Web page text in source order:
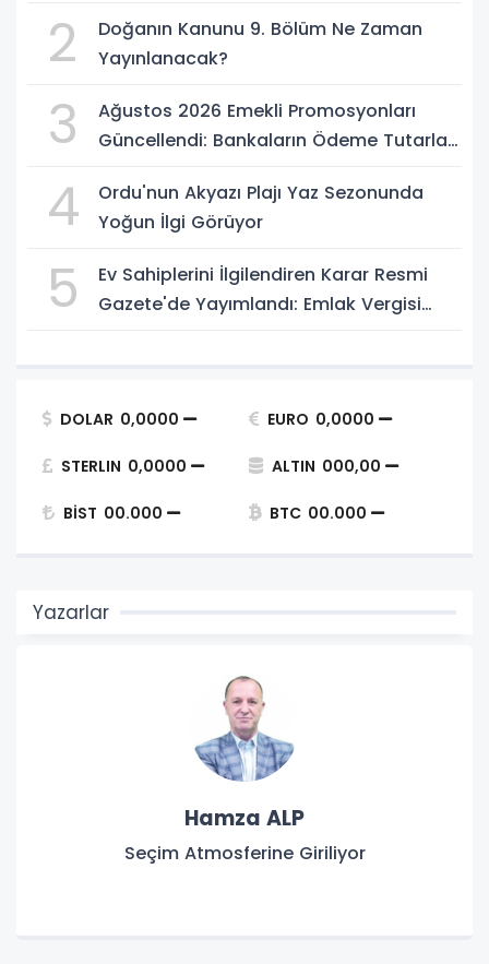
2
Doğanın Kanunu 9. Bölüm Ne Zaman
Yayınlanacak?
3
Ağustos 2026 Emekli Promosyonları
Güncellendi: Bankaların Ödeme Tutarları
4
Ordu'nun Akyazı Plajı Yaz Sezonunda
Yoğun İlgi Görüyor
5
Ev Sahiplerini İlgilendiren Karar Resmi
Gazete'de Yayımlandı: Emlak Vergisi
DOLAR 0,0000 EURO 0,0000
STERLIN 0,0000 ALTIN 000,00
BİST 00.000 BTC 00.000
Yazarlar
Ahmet Cemal Can
TOPRAĞIN, SUYUN VE GELECEĞİN HUKUKU